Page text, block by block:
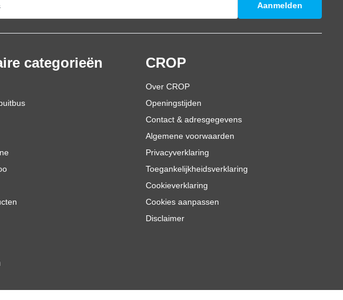
Aanmelden
categorieën CROP
Over CROP
Openingstijden
Contact & adresgegevens
Algemene voorwaarden
Privacyverklaring
Toegankelijkheidsverklaring
Cookieverklaring
Cookies aanpassen
Disclaimer